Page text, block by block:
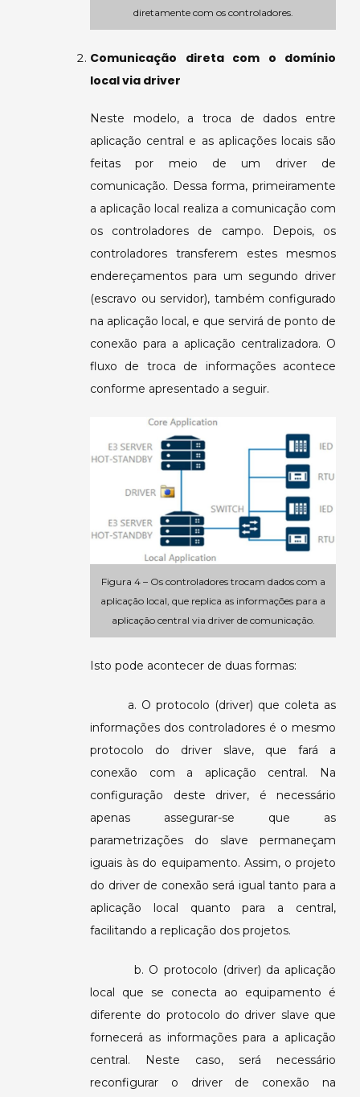
diretamente com os controladores.
Comunicação direta com o domínio
local via driver
Neste modelo, a troca de dados entre
aplicação central e as aplicações locais são
feitas por meio de um driver de
comunicação. Dessa forma, primeiramente
a aplicação local realiza a comunicação com
os controladores de campo. Depois, os
controladores transferem estes mesmos
endereçamentos para um segundo driver
(escravo ou servidor), também configurado
na aplicação local, e que servirá de ponto de
conexão para a aplicação centralizadora. O
fluxo de troca de informações acontece
conforme apresentado a seguir.
Figura 4 – Os controladores trocam dados com a
aplicação local, que replica as informações para a
aplicação central via driver de comunicação.
Isto pode acontecer de duas formas:
a. O protocolo (driver) que coleta as
informações dos controladores é o mesmo
protocolo do driver slave, que fará a
conexão com a aplicação central. Na
configuração deste driver, é necessário
apenas assegurar-se que as
parametrizações do slave permaneçam
iguais às do equipamento. Assim, o projeto
do driver de conexão será igual tanto para a
aplicação local quanto para a central,
facilitando a replicação dos projetos.
b. O protocolo (driver) da aplicação
local que se conecta ao equipamento é
diferente do protocolo do driver slave que
fornecerá as informações para a aplicação
central. Neste caso, será necessário
reconfigurar o driver de conexão na